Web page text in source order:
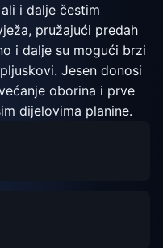
i dalje čestim
pružajući predah
i dalje su mogući brzi
Jesen donosi
oborina i prve
dijelovima planine.